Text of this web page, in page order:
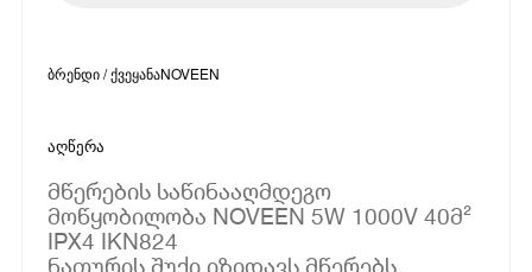
ბრენდი / ქვეყანაNOVEEN
აღწერა
მწერების საწინააღმდეგო
მოწყობილობა NOVEEN 5W 1000V 40მ²
IPX4 IKN824
ნათურის შუქი იზიდავს მწერებს,